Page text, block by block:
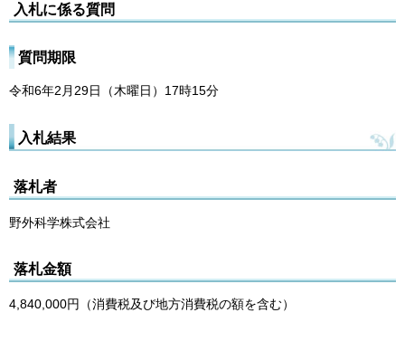
入札に係る質問
質問期限
令和6年2月29日（木曜日）17時15分
入札結果
落札者
野外科学株式会社
落札金額
4,840,000円（消費税及び地方消費税の額を含む）